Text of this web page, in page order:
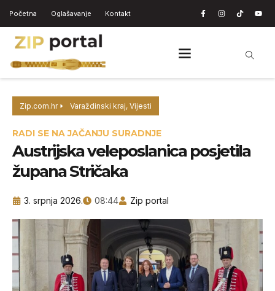
Početna Oglašavanje Kontakt
Zip.com.hr Varaždinski kraj, Vijesti
RADI SE NA JAČANJU SURADNJE
Austrijska veleposlanica posjetila
župana Stričaka
3. srpnja 2026. 08:44 Zip portal